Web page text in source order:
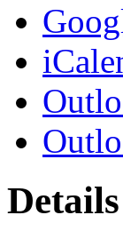
Details